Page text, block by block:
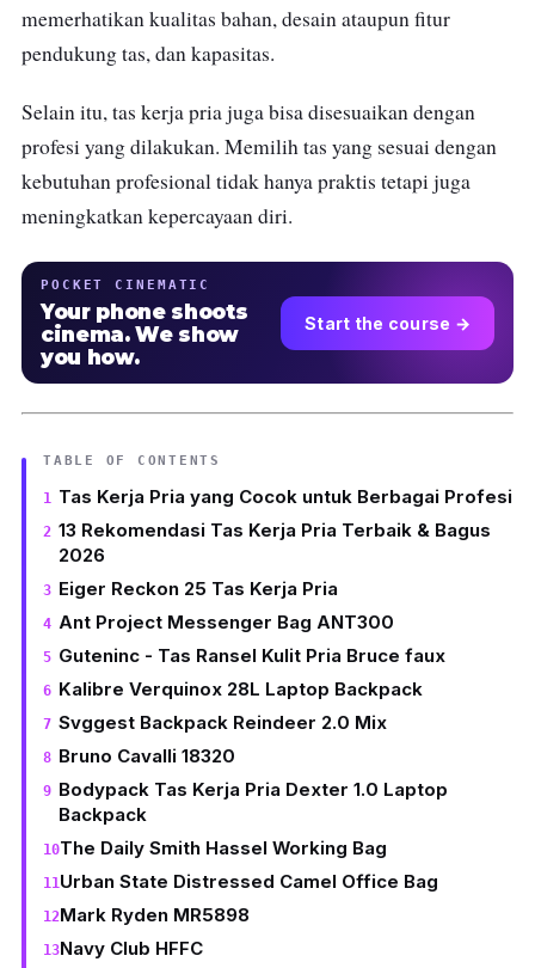
memerhatikan kualitas bahan, desain ataupun fitur
pendukung tas, dan kapasitas.
Selain itu, tas kerja pria juga bisa disesuaikan dengan
profesi yang dilakukan. Memilih tas yang sesuai dengan
kebutuhan profesional tidak hanya praktis tetapi juga
meningkatkan kepercayaan diri.
POCKET CINEMATIC
Your phone shoots
cinema. We show
you how.
Start the course →
TABLE OF CONTENTS
Tas Kerja Pria yang Cocok untuk Berbagai Profesi
13 Rekomendasi Tas Kerja Pria Terbaik & Bagus
2026
Eiger Reckon 25 Tas Kerja Pria
Ant Project Messenger Bag ANT300
Guteninc - Tas Ransel Kulit Pria Bruce faux
Kalibre Verquinox 28L Laptop Backpack
Svggest Backpack Reindeer 2.0 Mix
Bruno Cavalli 18320
Bodypack Tas Kerja Pria Dexter 1.0 Laptop
Backpack
The Daily Smith Hassel Working Bag
Urban State Distressed Camel Office Bag
Mark Ryden MR5898
Navy Club HFFC